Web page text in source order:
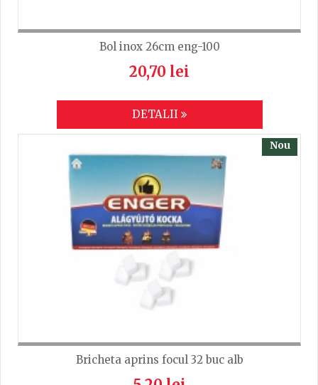
Bol inox 26cm eng-100
20,70 lei
DETALII
Nou
Bricheta aprins focul 32 buc alb